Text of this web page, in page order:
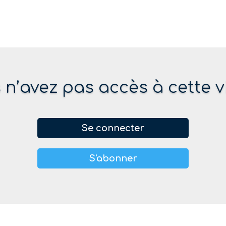
n’avez pas accès à cette
Se connecter
S'abonner